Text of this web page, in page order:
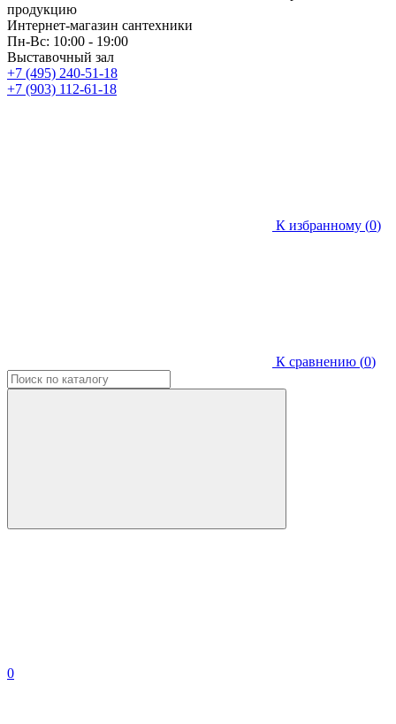
продукцию
Интернет-магазин сантехники
Пн-Вс: 10:00 - 19:00
Выставочный зал
+7 (495) 240-51-18
+7 (903) 112-61-18
К избранному (0)
К сравнению (0)
0